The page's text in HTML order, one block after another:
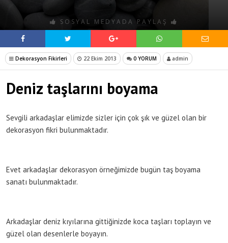
SOSYAL MEDYADA PAYLAŞ
Dekorasyon Fikirleri 22 Ekim 2013 0 YORUM admin
Deniz taşlarını boyama
Sevgili arkadaşlar elimizde sizler için çok şık ve güzel olan bir
dekorasyon fikri bulunmaktadır.
Evet arkadaşlar dekorasyon örneğimizde bugün taş boyama
sanatı bulunmaktadır.
Arkadaşlar deniz kıyılarına gittiğinizde koca taşları toplayın ve
güzel olan desenlerle boyayın.